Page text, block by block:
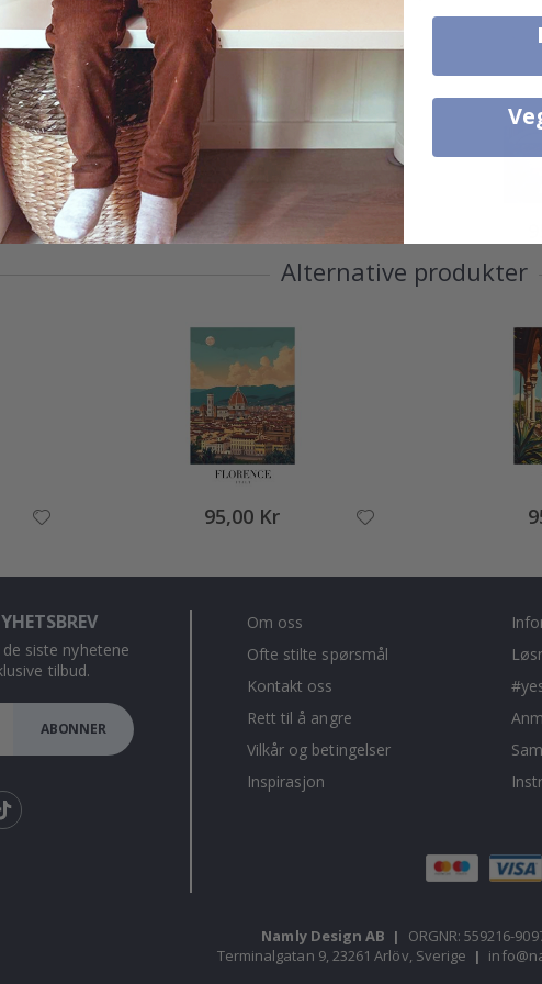
99,00 Kr
Alternative produkter
95,00 Kr
siste nyhetene
tilbud.
ABONNER
Om oss
Ofte stilte spørsmål
Kontakt oss
Rett til å angre
Vilkår og betingelser
Inspirasjon
Namly Design AB |
ORGNR: 559216-
Terminalgatan 9, 23261 Arlöv, Sverige |